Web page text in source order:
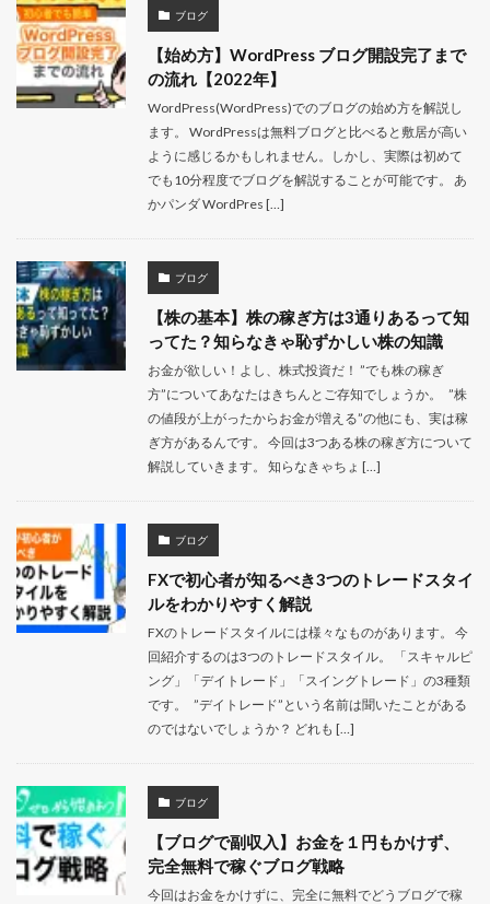
ブログ
【始め方】WordPress ブログ開設完了まで
の流れ【2022年】
WordPress(WordPress)でのブログの始め方を解説し
ます。 WordPressは無料ブログと比べると敷居が高い
ように感じるかもしれません。しかし、実際は初めて
でも10分程度でブログを解説することが可能です。 あ
かパンダ WordPres […]
ブログ
【株の基本】株の稼ぎ方は3通りあるって知
ってた？知らなきゃ恥ずかしい株の知識
お金が欲しい！よし、株式投資だ！ ”でも株の稼ぎ
方”についてあなたはきちんとご存知でしょうか。 ”株
の値段が上がったからお金が増える”の他にも、実は稼
ぎ方があるんです。 今回は3つある株の稼ぎ方について
解説していきます。 知らなきゃちょ […]
ブログ
FXで初心者が知るべき3つのトレードスタイ
ルをわかりやすく解説
FXのトレードスタイルには様々なものがあります。 今
回紹介するのは3つのトレードスタイル。 「スキャルピ
ング」「デイトレード」「スイングトレード」の3種類
です。 ”デイトレード”という名前は聞いたことがある
のではないでしょうか？ どれも […]
ブログ
【ブログで副収入】お金を１円もかけず、
完全無料で稼ぐブログ戦略
今回はお金をかけずに、完全に無料でどうブログで稼